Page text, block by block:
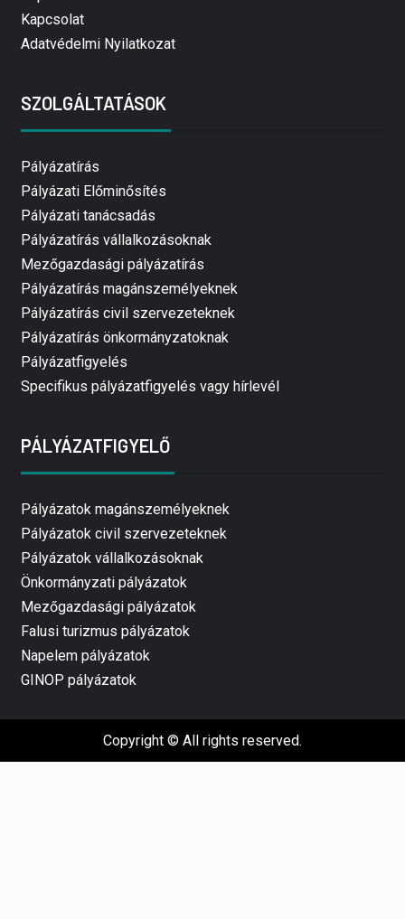
Kapcsolat
Adatvédelmi Nyilatkozat
SZOLGÁLTATÁSOK
Pályázatírás
Pályázati Előminősítés
Pályázati tanácsadás
Pályázatírás vállalkozásoknak
Mezőgazdasági pályázatírás
Pályázatírás magánszemélyeknek
Pályázatírás civil szervezeteknek
Pályázatírás önkormányzatoknak
Pályázatfigyelés
Specifikus pályázatfigyelés vagy hírlevél
PÁLYÁZATFIGYELŐ
Pályázatok magánszemélyeknek
Pályázatok civil szervezeteknek
Pályázatok vállalkozásoknak
Önkormányzati pályázatok
Mezőgazdasági pályázatok
Falusi turizmus pályázatok
Napelem pályázatok
GINOP pályázatok
Copyright © All rights reserved.